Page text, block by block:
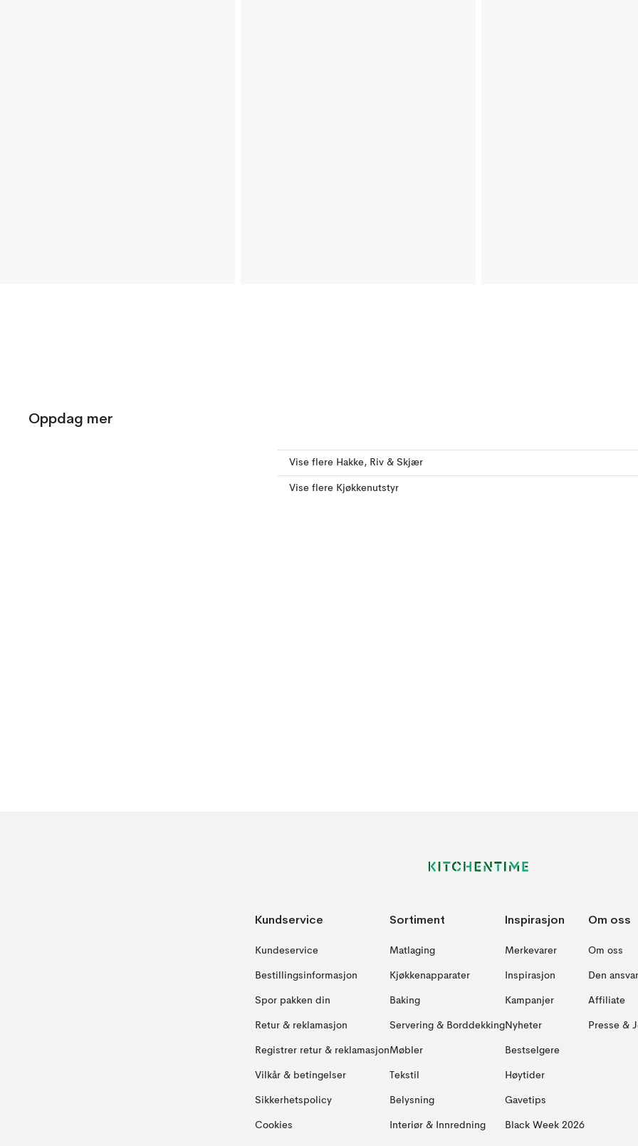
Oppdag mer
Vise flere Hakke, Riv & Skjær
Vise flere Kjøkkenutstyr
Kundservice
Kundeservice
Bestillingsinformasjon
Spor pakken din
Retur & reklamasjon
Registrer retur & reklamasjon
Vilkår & betingelser
Sikkerhetspolicy
Cookies
Sortiment
Matlaging
Kjøkkenapparater
Baking
Servering & Borddekking
Møbler
Tekstil
Belysning
Interiør & Innredning
Inspirasjon
Merkevarer
Inspirasjon
Kampanjer
Nyheter
Bestselgere
Høytider
Gavetips
Black Week 2026
Om oss
Om oss
Den
Affiliate
Presse &